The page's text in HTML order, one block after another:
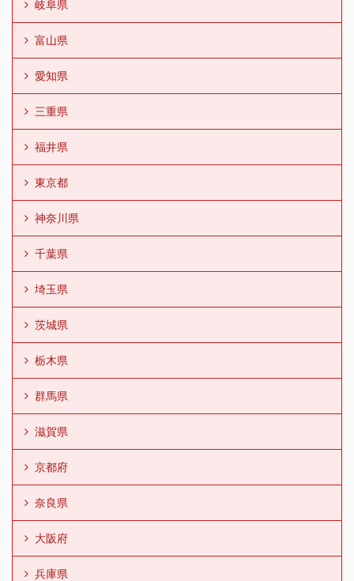
岐阜県
富山県
愛知県
三重県
福井県
東京都
神奈川県
千葉県
埼玉県
茨城県
栃木県
群馬県
滋賀県
京都府
奈良県
大阪府
兵庫県